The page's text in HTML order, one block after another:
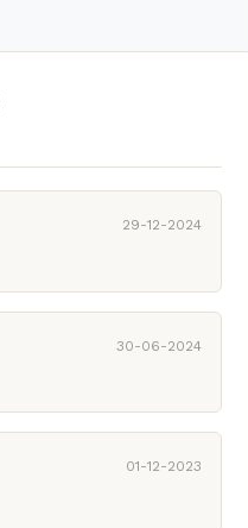
29-12-2024
30-06-2024
01-12-2023